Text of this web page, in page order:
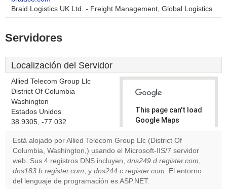
Braid Logistics UK Ltd. - Freight Management, Global Logistics
Servidores
Localización del Servidor
Allied Telecom Group Llc
District Of Columbia
Washington
Estados Unidos
38.9305, -77.032
This page can't load
Google Maps
correctly.
Do you
own this
website?
OK
Está alojado por Allied Telecom Group Llc (District Of
Columbia, Washington,) usando el Microsoft-IIS/7 servidor
web. Sus 4 registros DNS incluyen, dns249.d.register.com,
dns183.b.register.com, y dns244.c.register.com. El entorno
del lenguaje de programación es ASP.NET.